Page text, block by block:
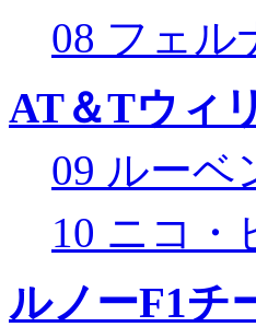
08 フェル
AT＆Tウィ
09 ルーベ
10 ニコ
ルノーF1チ